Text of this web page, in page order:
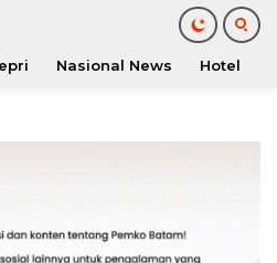
Nasional News Hotel